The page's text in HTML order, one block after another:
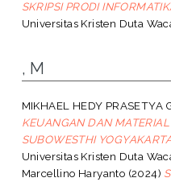
SKRIPSI PRODI
Universitas Kristen Duta
, M
MIKHAEL HEDY PRASETYA
KEUANGAN DAN
SUBOWESTHI
Universitas Kristen Duta
Marcellino Haryanto (2024)